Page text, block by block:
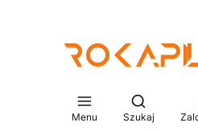
Menu
Otwórz
Szukaj